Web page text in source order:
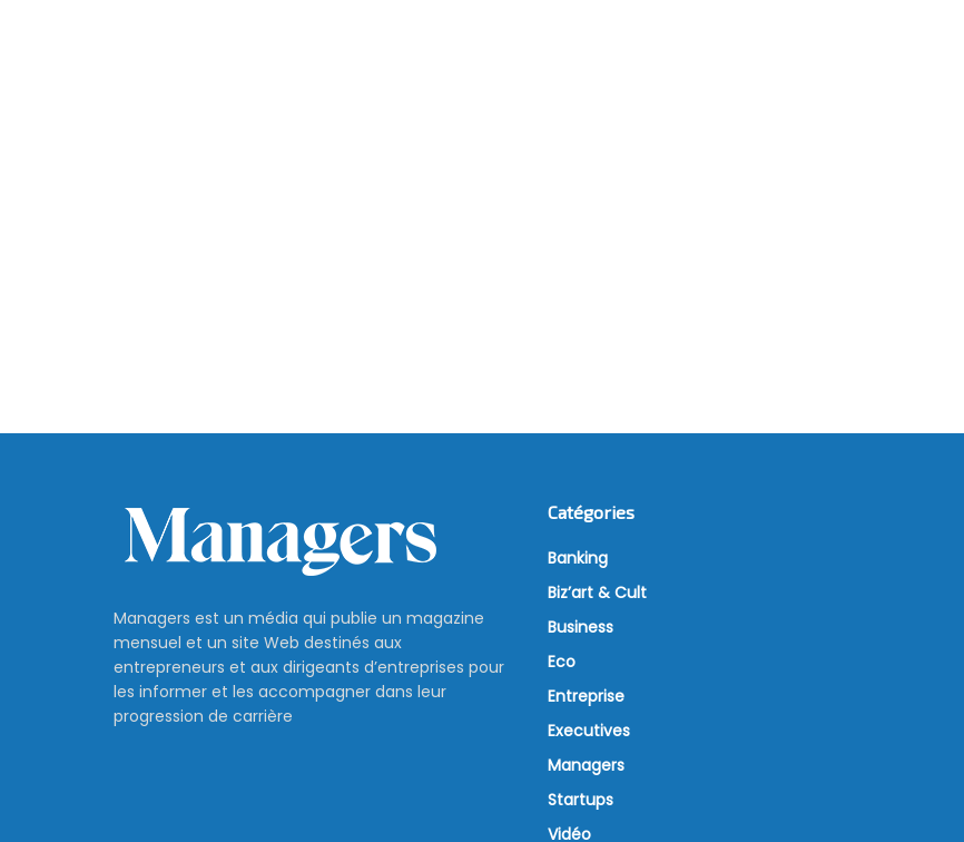
Managers est un média qui publie un magazine
mensuel et un site Web destinés aux
entrepreneurs et aux dirigeants d’entreprises pour
les informer et les accompagner dans leur
progression de carrière
Catégories
Banking
Biz’art & Cult
Business
Eco
Entreprise
Executives
Managers
Startups
Vidéo